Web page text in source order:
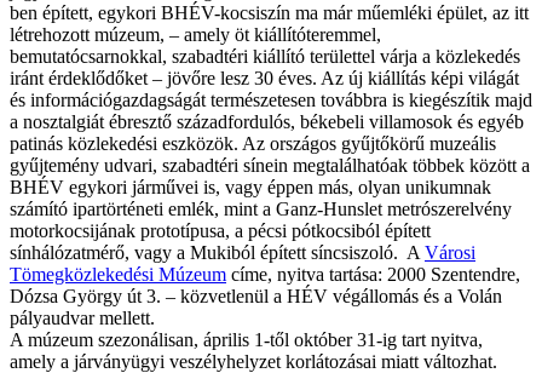
ben épített, egykori BHÉV-kocsiszín ma már műemléki épület, az itt
létrehozott múzeum, – amely öt kiállítóteremmel,
bemutatócsarnokkal, szabadtéri kiállító területtel várja a közlekedés
iránt érdeklődőket – jövőre lesz 30 éves. Az új kiállítás képi világát
és információgazdagságát természetesen továbbra is kiegészítik majd
a nosztalgiát ébresztő századfordulós, békebeli villamosok és egyéb
patinás közlekedési eszközök. Az országos gyűjtőkörű muzeális
gyűjtemény udvari, szabadtéri sínein megtalálhatóak többek között a
BHÉV egykori járművei is, vagy éppen más, olyan unikumnak
számító ipartörténeti emlék, mint a Ganz-Hunslet metrószerelvény
motorkocsijának prototípusa, a pécsi pótkocsiból épített
sínhálózatmérő, vagy a Mukiból épített síncsiszoló. A Városi
Tömegközlekedési Múzeum címe, nyitva tartása: 2000 Szentendre,
Dózsa György út 3. – közvetlenül a HÉV végállomás és a Volán
pályaudvar mellett.
A múzeum szezonálisan, április 1-től október 31-ig tart nyitva,
amely a járványügyi veszélyhelyzet korlátozásai miatt változhat.